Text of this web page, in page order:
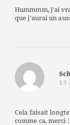
Hummmm, j'ai
que j'aurai un
13
Cela faisait
comme ca, merci